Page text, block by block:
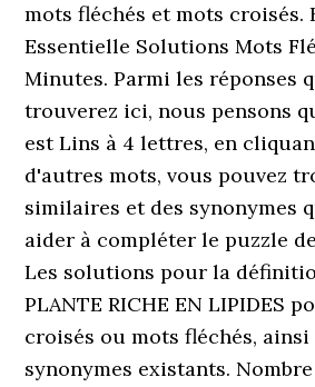
mots fléchés et mots croisés.
Essentielle Solutions Mots
Minutes. Parmi les réponses
trouverez ici, nous pensons
est Lins à 4 lettres, en
d'autres mots, vous pouvez
similaires et des synonymes
aider à compléter le puzzle
Les solutions pour la
PLANTE RICHE EN LIPIDES
croisés ou mots fléchés, ainsi
synonymes existants.